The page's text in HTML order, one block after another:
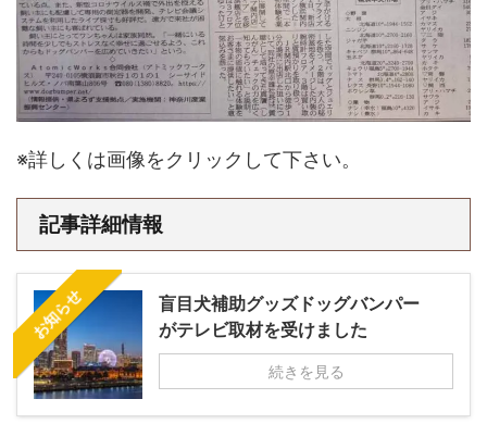
※詳しくは画像をクリックして下さい。
記事詳細情報
お知らせ
盲目犬補助グッズドッグバンパー
がテレビ取材を受けました
続きを見る